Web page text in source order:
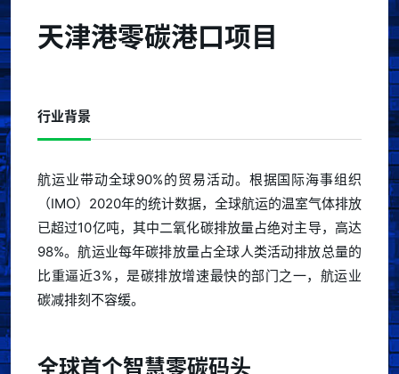
天津港零碳港口项目
行业背景
航运业带动全球90%的贸易活动。根据国际海事组织
（IMO）2020年的统计数据，全球航运的温室气体排放
已超过10亿吨，其中二氧化碳排放量占绝对主导，高达
98%。航运业每年碳排放量占全球人类活动排放总量的
比重逼近3%，是碳排放增速最快的部门之一，航运业
碳减排刻不容缓。
全球首个智慧零碳码头